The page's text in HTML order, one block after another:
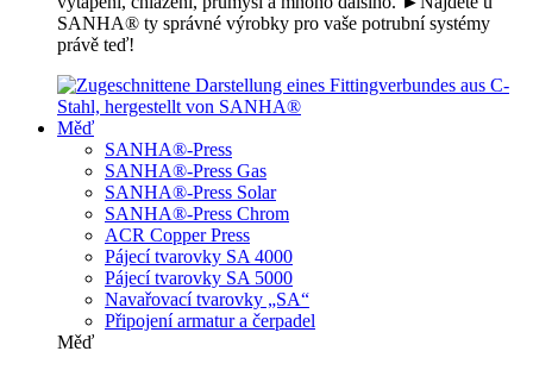
SANHA® ty správné výrobky pro vaše potrubní systémy
právě teď!
Měď
SANHA®-Press
SANHA®-Press Gas
SANHA®-Press Solar
SANHA®-Press Chrom
ACR Copper Press
Pájecí tvarovky SA 4000
Pájecí tvarovky SA 5000
Navařovací tvarovky „SA“
Připojení armatur a čerpadel
Měď